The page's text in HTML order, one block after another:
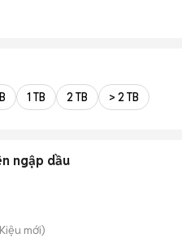
1 TB 2 TB > 2 TB
ngập dầu
mới)